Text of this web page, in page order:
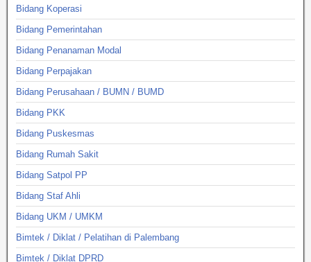
Bidang Koperasi
Bidang Pemerintahan
Bidang Penanaman Modal
Bidang Perpajakan
Bidang Perusahaan / BUMN / BUMD
Bidang PKK
Bidang Puskesmas
Bidang Rumah Sakit
Bidang Satpol PP
Bidang Staf Ahli
Bidang UKM / UMKM
Bimtek / Diklat / Pelatihan di Palembang
Bimtek / Diklat DPRD